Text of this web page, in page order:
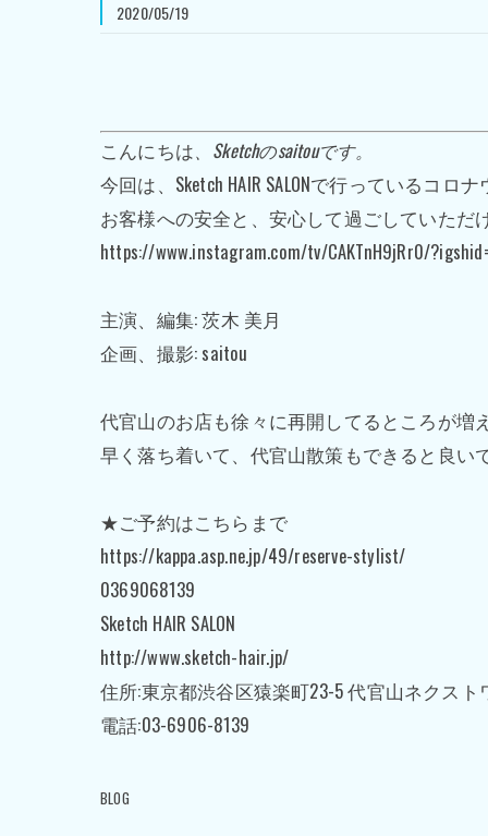
2020/05/19
こんにちは、Sketchのsaitouです。
今回は、Sketch HAIR SALONで行っているコ
お客様への安全と、安心して過ごしていただ
https://www.instagram.com/tv/CAKTnH9jRr0/
主演、編集: 茨木 美月
企画、撮影: saitou
代官山のお店も徐々に再開してるところが増
早く落ち着いて、代官山散策もできると良い
★ご予約はこちらまで
https://kappa.asp.ne.jp/49/reserve-stylist/
0369068139
Sketch HAIR SALON
http://www.sketch-hair.jp/
住所:東京都渋谷区猿楽町23-5 代官山ネクス
電話:03-6906-8139
BLOG